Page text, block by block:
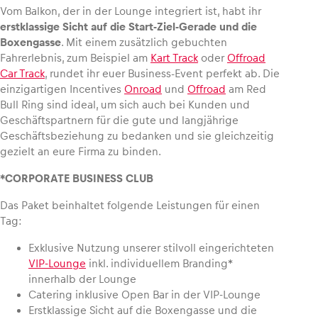
Glossar
Alle anzeigen
Vom Balkon, der in der Lounge integriert ist, habt ihr
erstklassige Sicht auf die Start-Ziel-Gerade und die
Boxengasse. Mit einem zusätzlich gebuchten
Fahrerlebnis, zum Beispiel am Kart Track oderOffroad
Car Track, rundet ihr euer Business-Event perfekt ab. Die
einzigartigen Incentives Onroad und Offroad am Red
Bull Ring sind ideal, um sich auch bei Kunden und
Geschäftspartnern für die gute und langjährige
Geschäftsbeziehung zu bedanken und sie gleichzeitig
gezielt an eure Firma zu binden.
*CORPORATE BUSINESS CLUB
Das Paket beinhaltet folgende Leistungen für einen
Tag:
Exklusive Nutzung unserer stilvoll eingerichteten
VIP-Lounge inkl. individuellem Branding*
innerhalb der Lounge
Catering inklusive Open Bar in der VIP-Lounge
Erstklassige Sicht auf die Boxengasse und die